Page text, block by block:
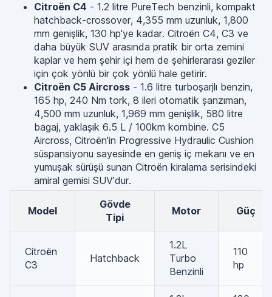
Citroën C4 - 1.2 litre PureTech benzinli, kompakt
hatchback-crossover, 4,355 mm uzunluk, 1,800
mm genişlik, 130 hp'ye kadar. Citroën C4, C3 ve
daha büyük SUV arasında pratik bir orta zemini
kaplar ve hem şehir içi hem de şehirlerarası geziler
için çok yönlü bir çok yönlü hale getirir.
Citroën C5 Aircross - 1.6 litre turboşarjlı benzin,
165 hp, 240 Nm tork, 8 ileri otomatik şanzıman,
4,500 mm uzunluk, 1,969 mm genişlik, 580 litre
bagaj, yaklaşık 6.5 L / 100km kombine. C5
Aircross, Citroën'in Progressive Hydraulic Cushion
süspansiyonu sayesinde en geniş iç mekanı ve en
yumuşak sürüşü sunan Citroën kiralama serisindeki
amiral gemisi SUV'dur.
Model
Gövde
Tipi
Motor Güç
Citroën
C3
Hatchback
1.2L
Turbo
Benzinli
110
hp